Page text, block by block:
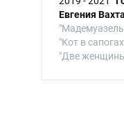
Евгения
"Кот в
"Две